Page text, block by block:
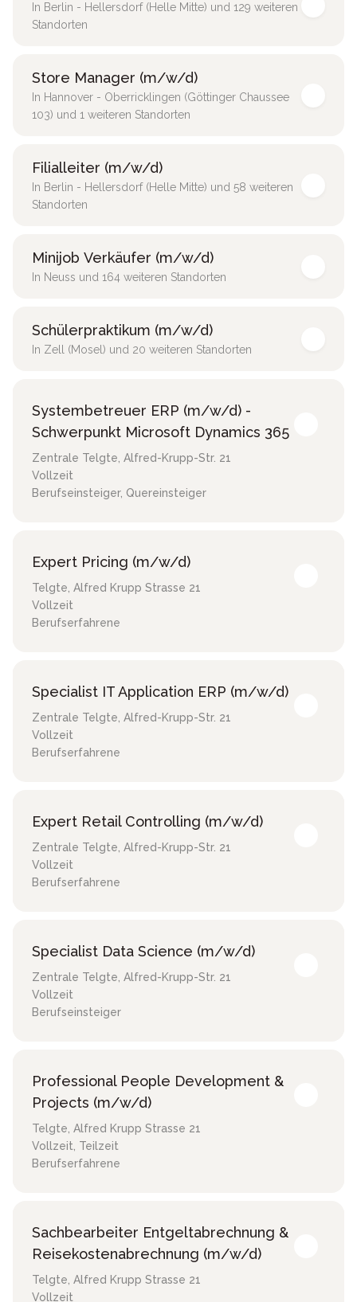
In Berlin - Hellersdorf (Helle Mitte) und 129 weiteren
Standorten
Store Manager (m/w/d)
In Hannover - Oberricklingen (Göttinger Chaussee
103) und 1 weiteren Standorten
Filialleiter (m/w/d)
In Berlin - Hellersdorf (Helle Mitte) und 58 weiteren
Standorten
Minijob Verkäufer (m/w/d)
In Neuss und 164 weiteren Standorten
Schülerpraktikum (m/w/d)
In Zell (Mosel) und 20 weiteren Standorten
Systembetreuer ERP (m/w/d) -
Schwerpunkt Microsoft Dynamics 365
Zentrale Telgte, Alfred-Krupp-Str. 21
Vollzeit
Berufseinsteiger, Quereinsteiger
Expert Pricing (m/w/d)
Telgte, Alfred Krupp Strasse 21
Vollzeit
Berufserfahrene
Specialist IT Application ERP (m/w/d)
Zentrale Telgte, Alfred-Krupp-Str. 21
Vollzeit
Berufserfahrene
Expert Retail Controlling (m/w/d)
Zentrale Telgte, Alfred-Krupp-Str. 21
Vollzeit
Berufserfahrene
Specialist Data Science (m/w/d)
Zentrale Telgte, Alfred-Krupp-Str. 21
Vollzeit
Berufseinsteiger
Professional People Development &
Projects (m/w/d)
Telgte, Alfred Krupp Strasse 21
Vollzeit, Teilzeit
Berufserfahrene
Sachbearbeiter Entgeltabrechnung &
Reisekostenabrechnung (m/w/d)
Telgte, Alfred Krupp Strasse 21
Vollzeit